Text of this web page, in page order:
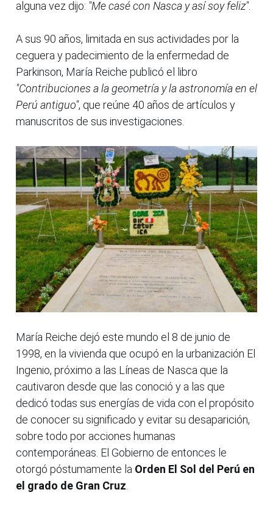
alguna vez dijo: "Me casé con Nasca y así soy feliz".
A sus 90 años, limitada en sus actividades por la
ceguera y padecimiento de la enfermedad de
Parkinson, María Reiche publicó el libro
"Contribuciones a la geometría y la astronomía en el
Perú antiguo", que reúne 40 años de artículos y
manuscritos de sus investigaciones.
María Reiche dejó este mundo el 8 de junio de
1998, en la vivienda que ocupó en la urbanización El
Ingenio, próximo a las Líneas de Nasca que la
cautivaron desde que las conoció y a las que
dedicó todas sus energías de vida con el propósito
de conocer su significado y evitar su desaparición,
sobre todo por acciones humanas
contemporáneas. El Gobierno de entonces le
otorgó póstumamente la Orden El Sol del Perú en
el grado de Gran Cruz